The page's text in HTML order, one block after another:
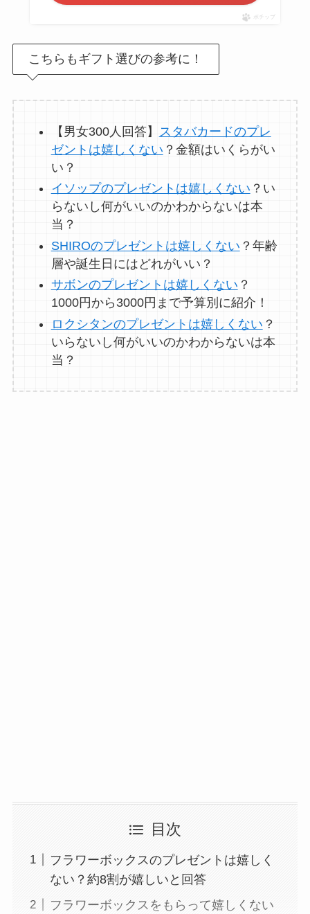
フラーのプレゼント
いらないと思われな
いか調査！
サボンのプレゼント
ない？男性には人
気？100人に聞いてみ
SHIROのプレゼント
女性100人に聞いてみ
た！安いのはどれ？
ポチップ
こちらもギフト選びの参考に！
【男女300人回答】 スタバカードのプレ
ゼントは嬉しくない ？金額はいくらがい
い？
イソップのプレゼントは嬉しくない ？い
らないし何がいいのかわからないは本
当？
SHIROのプレゼントは嬉しくない ？年齢
層や誕生日にはどれがいい？
サボンのプレゼントは嬉しくない ？
1000円から3000円まで予算別に紹介！
ロクシタンのプレゼントは嬉しくない ？
いらないし何がいいのかわからないは本
当？
目次
フラワーボックスのプレゼントは嬉しく
ない？約8割が嬉しいと回答
フラワーボックスをもらって嬉しくない